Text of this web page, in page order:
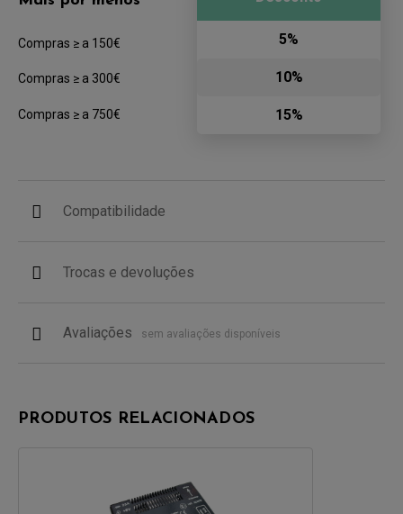
Compras ≥ a 150€
Compras ≥ a 300€
Compras ≥ a 750€
5%
10%
15%
Compatibilidade
Trocas e devoluções
Avaliações sem avaliações disponíveis
PRODUTOS RELACIONADOS